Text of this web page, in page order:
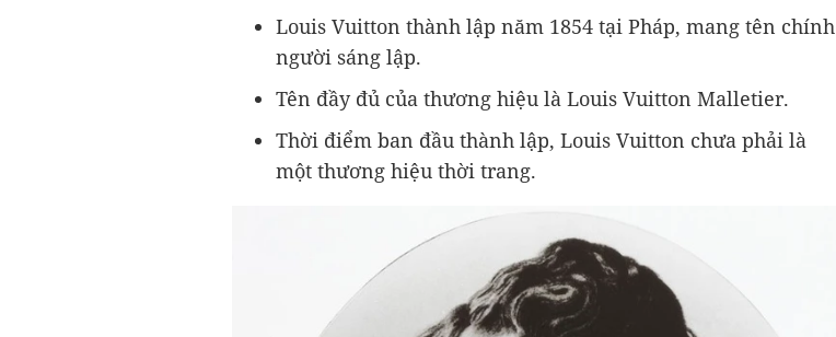
Louis Vuitton thành lập năm 1854 tại Pháp, mang tên chính
người sáng lập.
Tên đầy đủ của thương hiệu là Louis Vuitton Malletier.
Thời điểm ban đầu thành lập, Louis Vuitton chưa phải là
một thương hiệu thời trang.